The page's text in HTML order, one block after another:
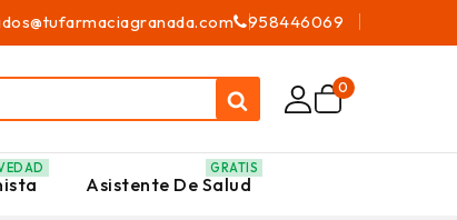
958446069
0
Asistente De Salud
GRATIS